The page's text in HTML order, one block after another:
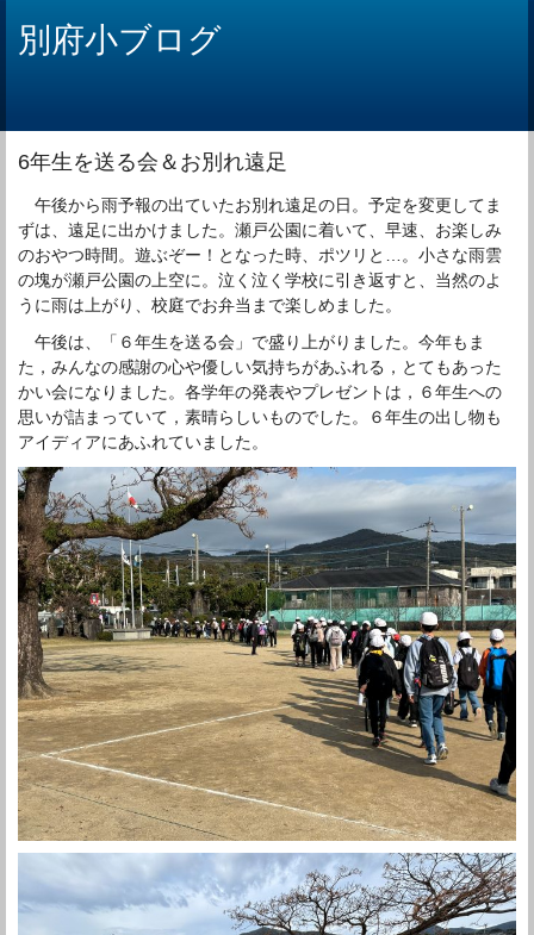
別府小ブログ
6年生を送る会＆お別れ遠足
午後から雨予報の出ていたお別れ遠足の日。予定を変更してま
ずは、遠足に出かけました。瀬戸公園に着いて、早速、お楽しみ
のおやつ時間。遊ぶぞー！となった時、ポツリと…。小さな雨雲
の塊が瀬戸公園の上空に。泣く泣く学校に引き返すと、当然のよ
うに雨は上がり、校庭でお弁当まで楽しめました。
午後は、「６年生を送る会」で盛り上がりました。今年もま
た，みんなの感謝の心や優しい気持ちがあふれる，とてもあった
かい会になりました。各学年の発表やプレゼントは，６年生への
思いが詰まっていて，素晴らしいものでした。６年生の出し物も
アイディアにあふれていました。